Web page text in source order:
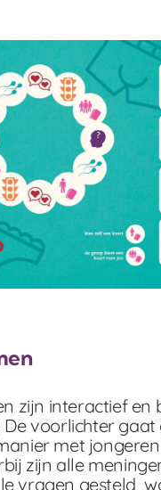
zijn interactief en
voorlichter gaat
met
zijn alle
vragen gesteld